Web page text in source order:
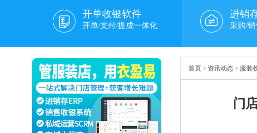
开单收银软件
开单/支付/提成一体化
进销
采购/
首页 > 资讯动态 > 服装
门